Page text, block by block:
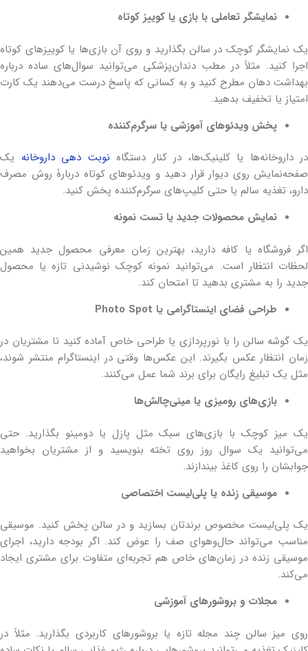
نمایشگر تعاملی با بازی یا کوییز کوتاه
یک نمایشگر کوچک در سالن بگذارید و روی آن بازی‌ها یا کوییزهای کوتاه
اجرا کنید. مثلاً در مطب دندان‌پزشکی می‌توانید سوال‌های ساده درباره
بهداشت دهان مطرح کنید و به کسانی که پاسخ درست می‌دهند یک کارت
امتیاز یا تخفیف بدهید.
پخش ویدئوهای آموزشی یا سرگرم‌کننده
در داروخانه‌ها یا کلینیک‌ها، در کنار دستگاه نوبت دهی داروخانه یک
صفحه‌نمایش روی دیوار قرار دهید و ویدئوهای کوتاه دربارۀ روش مصرف
دارو، تغذیه سالم یا حتی کلیپ‌های سرگرم‌کننده پخش کنید.
نمایش محصولات جدید یا تست نمونه
اگر فروشگاه یا کافه دارید، بهترین زمان معرفی محصول جدید همین
لحظات انتظار است. می‌توانید نمونه کوچک نوشیدنی تازه یا محصول
جدید را به مشتری بدهید تا امتحان کند.
طراحی فضای اینستاگرامی یا Photo Spot
یک گوشه سالن را با نورپردازی یا طراحی خاص آماده کنید تا مشتریان در
زمان انتظار عکس بگیرند. این عکس‌ها وقتی در اینستاگرام منتشر شوند،
مثل یک تبلیغ رایگان برای برند شما عمل می‌کنند.
بازی‌های رومیزی یا مینی‌چالش‌ها
یک میز کوچک با بازی‌های سبک مثل پازل یا دومینو بگذارید. حتی
می‌توانید یک سوال روز روی تخته بنویسید و از مشتریان بخواهید
جوابشان را روی کاغذ بیندازند.
موسیقی زنده یا پلی‌لیست اختصاصی
یک پلی‌لیست مخصوص برندتان بسازید و در سالن پخش کنید. موسیقی
مناسب می‌تواند حال‌وهوای صف را عوض کند. اگر بودجه دارید، اجرای
موسیقی زنده در زمان‌های خاص هم تجربه‌ای متفاوت برای مشتری ایجاد
می‌کند.
مجلات و بروشورهای آموزشی
روی میز سالن چند مجله تازه یا بروشورهای کاربردی بگذارید. مثلاً در